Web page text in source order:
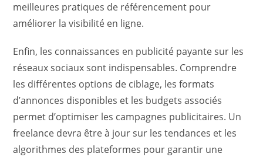
meilleures pratiques de référencement pour
améliorer la visibilité en ligne.
Enfin, les connaissances en publicité payante sur les
réseaux sociaux sont indispensables. Comprendre
les différentes options de ciblage, les formats
d’annonces disponibles et les budgets associés
permet d’optimiser les campagnes publicitaires. Un
freelance devra être à jour sur les tendances et les
algorithmes des plateformes pour garantir une